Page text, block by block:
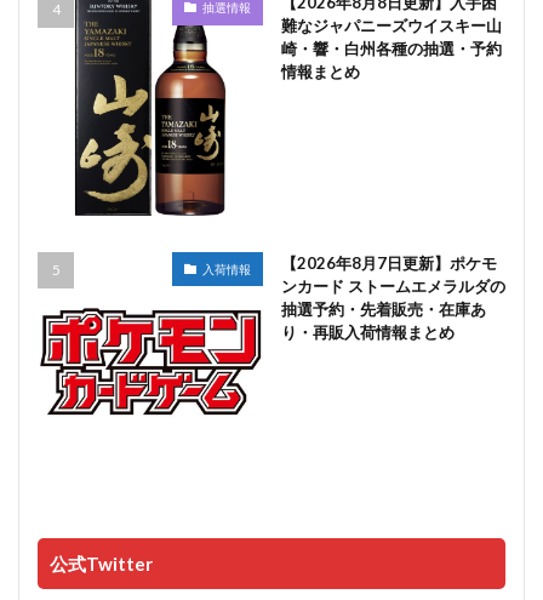
抽選情報
難なジャパニーズウイスキー山
崎・響・白州各種の抽選・予約
情報まとめ
入荷情報
【2026年8月7日更新】ポケモ
ンカード ストームエメラルダの
抽選予約・先着販売・在庫あ
り・再販入荷情報まとめ
公式Twitter